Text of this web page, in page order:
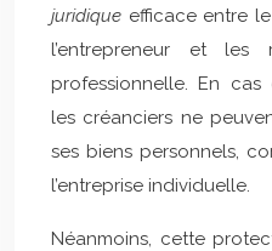
juridique efficace entre
l’entrepreneur et les
professionnelle. En cas
les créanciers ne
ses biens personnels,
l’entreprise individuelle.
Néanmoins, cette